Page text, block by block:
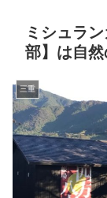
ミシュラ
部】は自
三重